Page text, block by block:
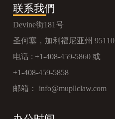
联系我們
Devine街181号
圣何塞，加利福尼亚州 95110
电话 : +1-408-459-5860 或
+1-408-459-5858
邮箱： info@mupllclaw.com